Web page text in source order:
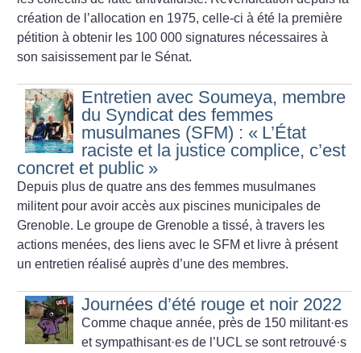
création de l’allocation en 1975, celle-ci à été la première
pétition à obtenir les 100 000 signatures nécessaires à
son saisissement par le Sénat.
Entretien avec Soumeya, membre
du Syndicat des femmes
musulmanes (SFM) : « L’État
raciste et la justice complice, c’est
concret et public »
Depuis plus de quatre ans des femmes musulmanes
militent pour avoir accès aux piscines municipales de
Grenoble. Le groupe de Grenoble a tissé, à travers les
actions menées, des liens avec le SFM et livre à présent
un entretien réalisé auprès d’une des membres.
Journées d’été rouge et noir 2022
Comme chaque année, près de 150 militant·es
et sympathisant·es de l’UCL se sont retrouvé·s